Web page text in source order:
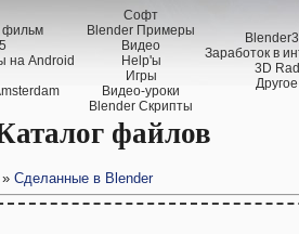
фильм
на Android
Софт
Blender Примеры
Видео
Help'ы
Игры
Видео-уроки
Blender Скрипты
Заработок в
3D Rad
Другое
файлов
» Сделанные в Blender